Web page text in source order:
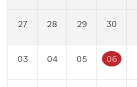
27 28 29 30
03 04 05 06